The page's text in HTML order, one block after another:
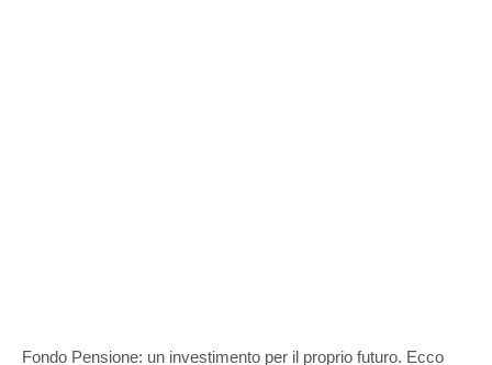
Fondo Pensione: un investimento per il proprio futuro. Ecco